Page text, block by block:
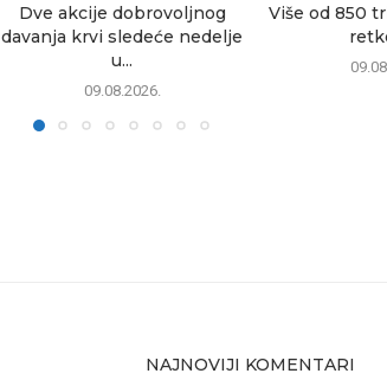
Dve akcije dobrovoljnog
davanja krvi sledeće nedelje
u...
09.08.2026.
Više od 850
NAJNOVIJI KOMENTARI